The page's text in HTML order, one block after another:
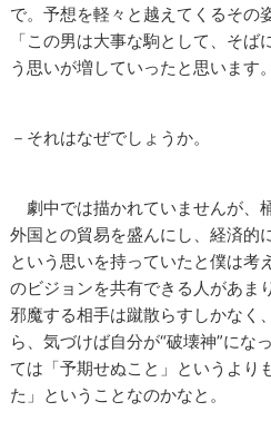
で。予想を軽々と越えてくるその
「この男は大事な駒として、そ
う思いが増していったと思います。
－それはなぜでしょうか。
劇中では描かれていませんが、
外国との貿易を盛んにし、経済的
という思いを持っていたと僕は考
のビジョンを共有できる人があま
邪魔する相手は蹴散らすしかなく
ら、気づけば自分が“破壊神”にな
ては「予期せぬこと」というより
た」ということなのかなと。